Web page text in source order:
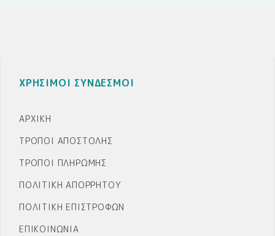
ΧΡΗΣΙΜΟΙ ΣΥΝΔΕΣΜΟΙ
ΑΡΧΙΚΉ
ΤΡΌΠΟΙ ΑΠΟΣΤΟΛΉΣ
ΤΡΌΠΟΙ ΠΛΗΡΩΜΉΣ
ΠΟΛΙΤΙΚΉ ΑΠΟΡΡΉΤΟΥ
ΠΟΛΙΤΙΚΉ ΕΠΙΣΤΡΟΦΏΝ
ΕΠΙΚΟΙΝΩΝΊΑ